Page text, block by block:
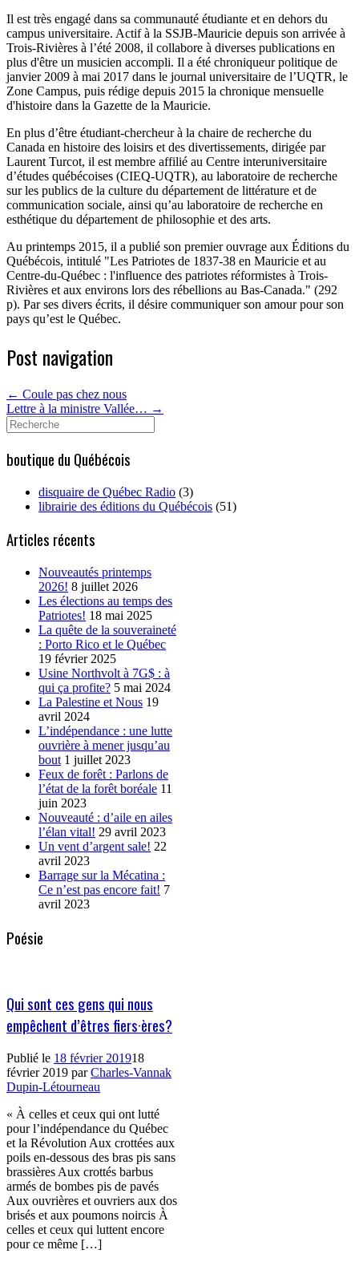
Il est très engagé dans sa communauté étudiante et en dehors du
campus universitaire. Actif à la SSJB-Mauricie depuis son arrivée à
Trois-Rivières à l’été 2008, il collabore à diverses publications en
plus d'être un musicien accompli. Il a été chroniqueur politique de
janvier 2009 à mai 2017 dans le journal universitaire de l’UQTR, le
Zone Campus, puis rédige depuis 2015 la chronique mensuelle
d'histoire dans la Gazette de la Mauricie.
En plus d’être étudiant-chercheur à la chaire de recherche du
Canada en histoire des loisirs et des divertissements, dirigée par
Laurent Turcot, il est membre affilié au Centre interuniversitaire
d’études québécoises (CIEQ-UQTR), au laboratoire de recherche
sur les publics de la culture du département de littérature et de
communication sociale, ainsi qu’au laboratoire de recherche en
esthétique du département de philosophie et des arts.
Au printemps 2015, il a publié son premier ouvrage aux Éditions du
Québécois, intitulé "Les Patriotes de 1837-38 en Mauricie et au
Centre-du-Québec : l'influence des patriotes réformistes à Trois-
Rivières et aux environs lors des rébellions au Bas-Canada." (292
p). Par ses divers écrits, il désire communiquer son amour pour son
pays qu’est le Québec.
Post navigation
← Coule pas chez nous
Lettre à la ministre Vallée… →
Search
for:
boutique du Québécois
disquaire de Québec Radio (3)
librairie des éditions du Québécois (51)
Articles récents
Nouveautés printemps
2026! 8 juillet 2026
Les élections au temps des
Patriotes! 18 mai 2025
La quête de la souveraineté
: Porto Rico et le Québec
19 février 2025
Usine Northvolt à 7G$ : à
qui ça profite? 5 mai 2024
La Palestine et Nous 19
avril 2024
L’indépendance : une lutte
ouvrière à mener jusqu’au
bout 1 juillet 2023
Feux de forêt : Parlons de
l’état de la forêt boréale 11
juin 2023
Nouveauté : d’aile en ailes
l’élan vital! 29 avril 2023
Un vent d’argent sale! 22
avril 2023
Barrage sur la Mécatina :
Ce n’est pas encore fait! 7
avril 2023
Poésie
Qui sont ces gens qui nous
empêchent d’êtres fiers·ères?
Publié le 18 février 201918
février 2019 parCharles-Vannak
Dupin-Létourneau
« À celles et ceux qui ont lutté
pour l’indépendance du Québec
et la Révolution Aux crottées aux
poils en-dessous des bras pis sans
brassières Aux crottés barbus
armés de bombes pis de pavés
Aux ouvrières et ouvriers aux dos
brisés et aux poumons noircis À
celles et ceux qui luttent encore
pour ce même […]